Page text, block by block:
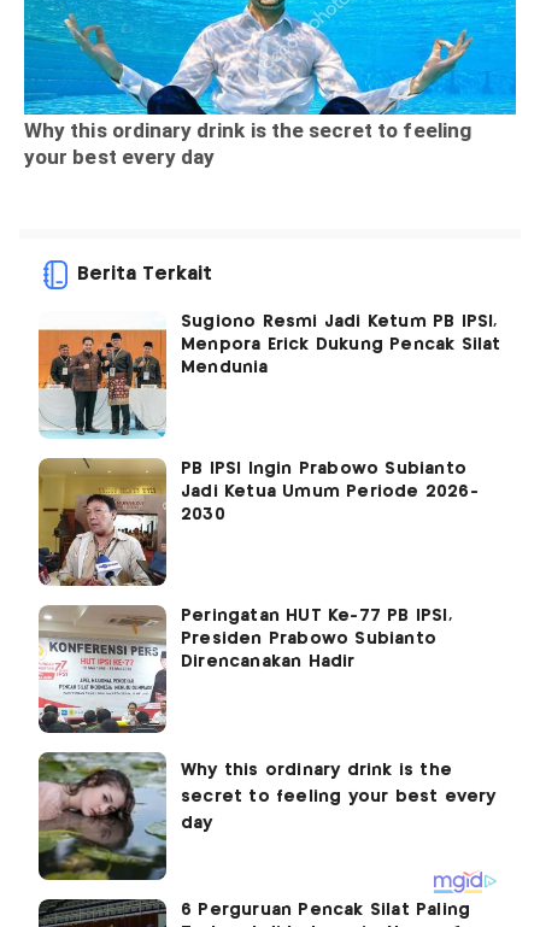
Berita Terkait
Sugiono Resmi Jadi Ketum PB IPSI,
Menpora Erick Dukung Pencak Silat
Mendunia
PB IPSI Ingin Prabowo Subianto
Jadi Ketua Umum Periode 2026-
2030
Peringatan HUT Ke-77 PB IPSI,
Presiden Prabowo Subianto
Direncanakan Hadir
6 Perguruan Pencak Silat Paling